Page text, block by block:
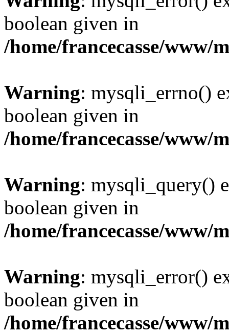
boolean given in
/home/francecasse/www/
Warning: mysqli_errno()
boolean given in
/home/francecasse/www/
Warning: mysqli_query()
boolean given in
/home/francecasse/www/
Warning: mysqli_error()
boolean given in
/home/francecasse/www/